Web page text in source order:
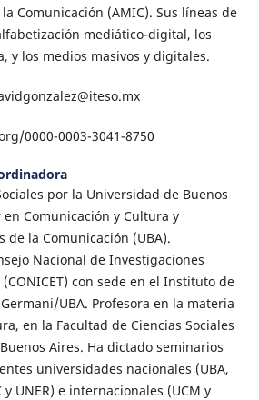
Comunicación (AMIC). Sus líneas de
mediático-digital, los
y los medios masivos y digitales.
0000-0003-3041-8750
por la Universidad de Buenos
Comunicación y Cultura y
de la Comunicación (UBA).
Nacional de Investigaciones
con sede en el Instituto de
UBA. Profesora en la materia
en la Facultad de Ciencias Sociales
Aires. Ha dictado seminarios
universidades nacionales (UBA,
y UNER) e internacionales (UCM y